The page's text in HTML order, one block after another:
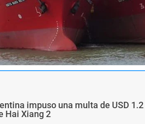
impuso una multa de USD 1.2
Hai Xiang 2